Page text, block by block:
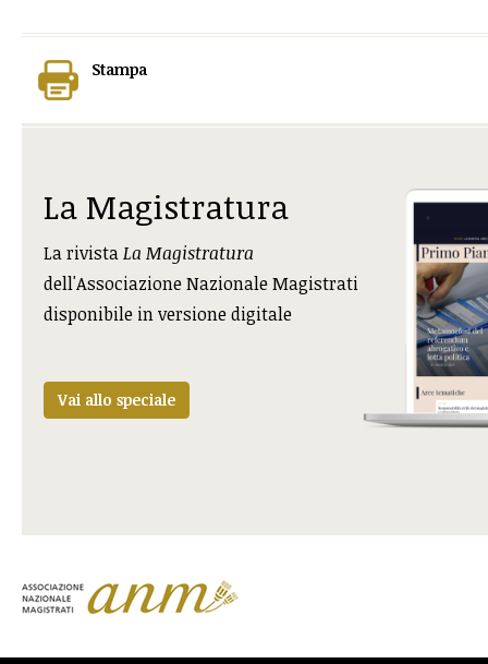
Stampa
La Magistratura
La rivistaLa Magistratura
dell'Associazione Nazionale Magistrati
disponibile in versione digitale
Vai allo speciale